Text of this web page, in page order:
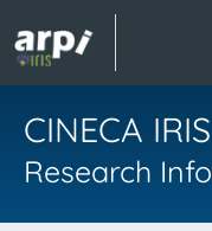
CINECA IRIS
Research